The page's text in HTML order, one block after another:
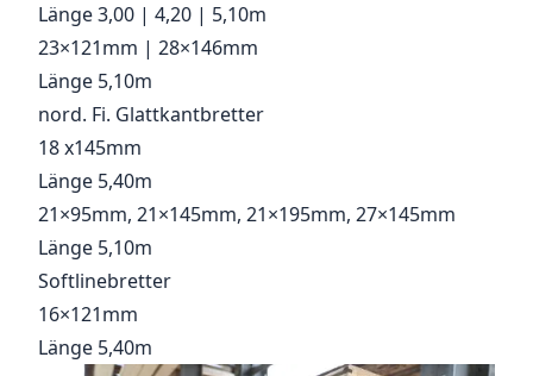
Länge 3,00 | 4,20 | 5,10m
23×121mm | 28×146mm
Länge 5,10m
nord. Fi. Glattkantbretter
18 x145mm
Länge 5,40m
21×95mm, 21×145mm, 21×195mm, 27×145mm
Länge 5,10m
Softlinebretter
16×121mm
Länge 5,40m